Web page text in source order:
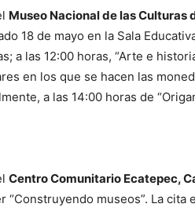
Museo Nacional de las Culturas
18 de mayo en la Sala
a las 12:00 horas, “Arte e
en los que se hacen las
a las 14:00 horas de
Centro Comunitario Ecatepec,
“Construyendo museos”. La cita